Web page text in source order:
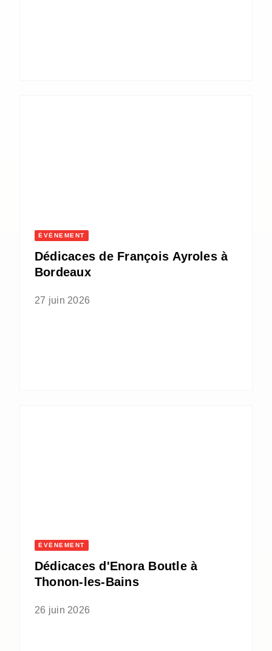
ÉVÈNEMENT
Dédicaces de François Ayroles à
Bordeaux
27 juin 2026
ÉVÈNEMENT
Dédicaces d'Enora Boutle à
Thonon-les-Bains
26 juin 2026